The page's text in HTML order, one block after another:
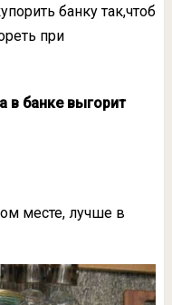
банку так,чтоб
при
в банке выгорит
месте, лучше в